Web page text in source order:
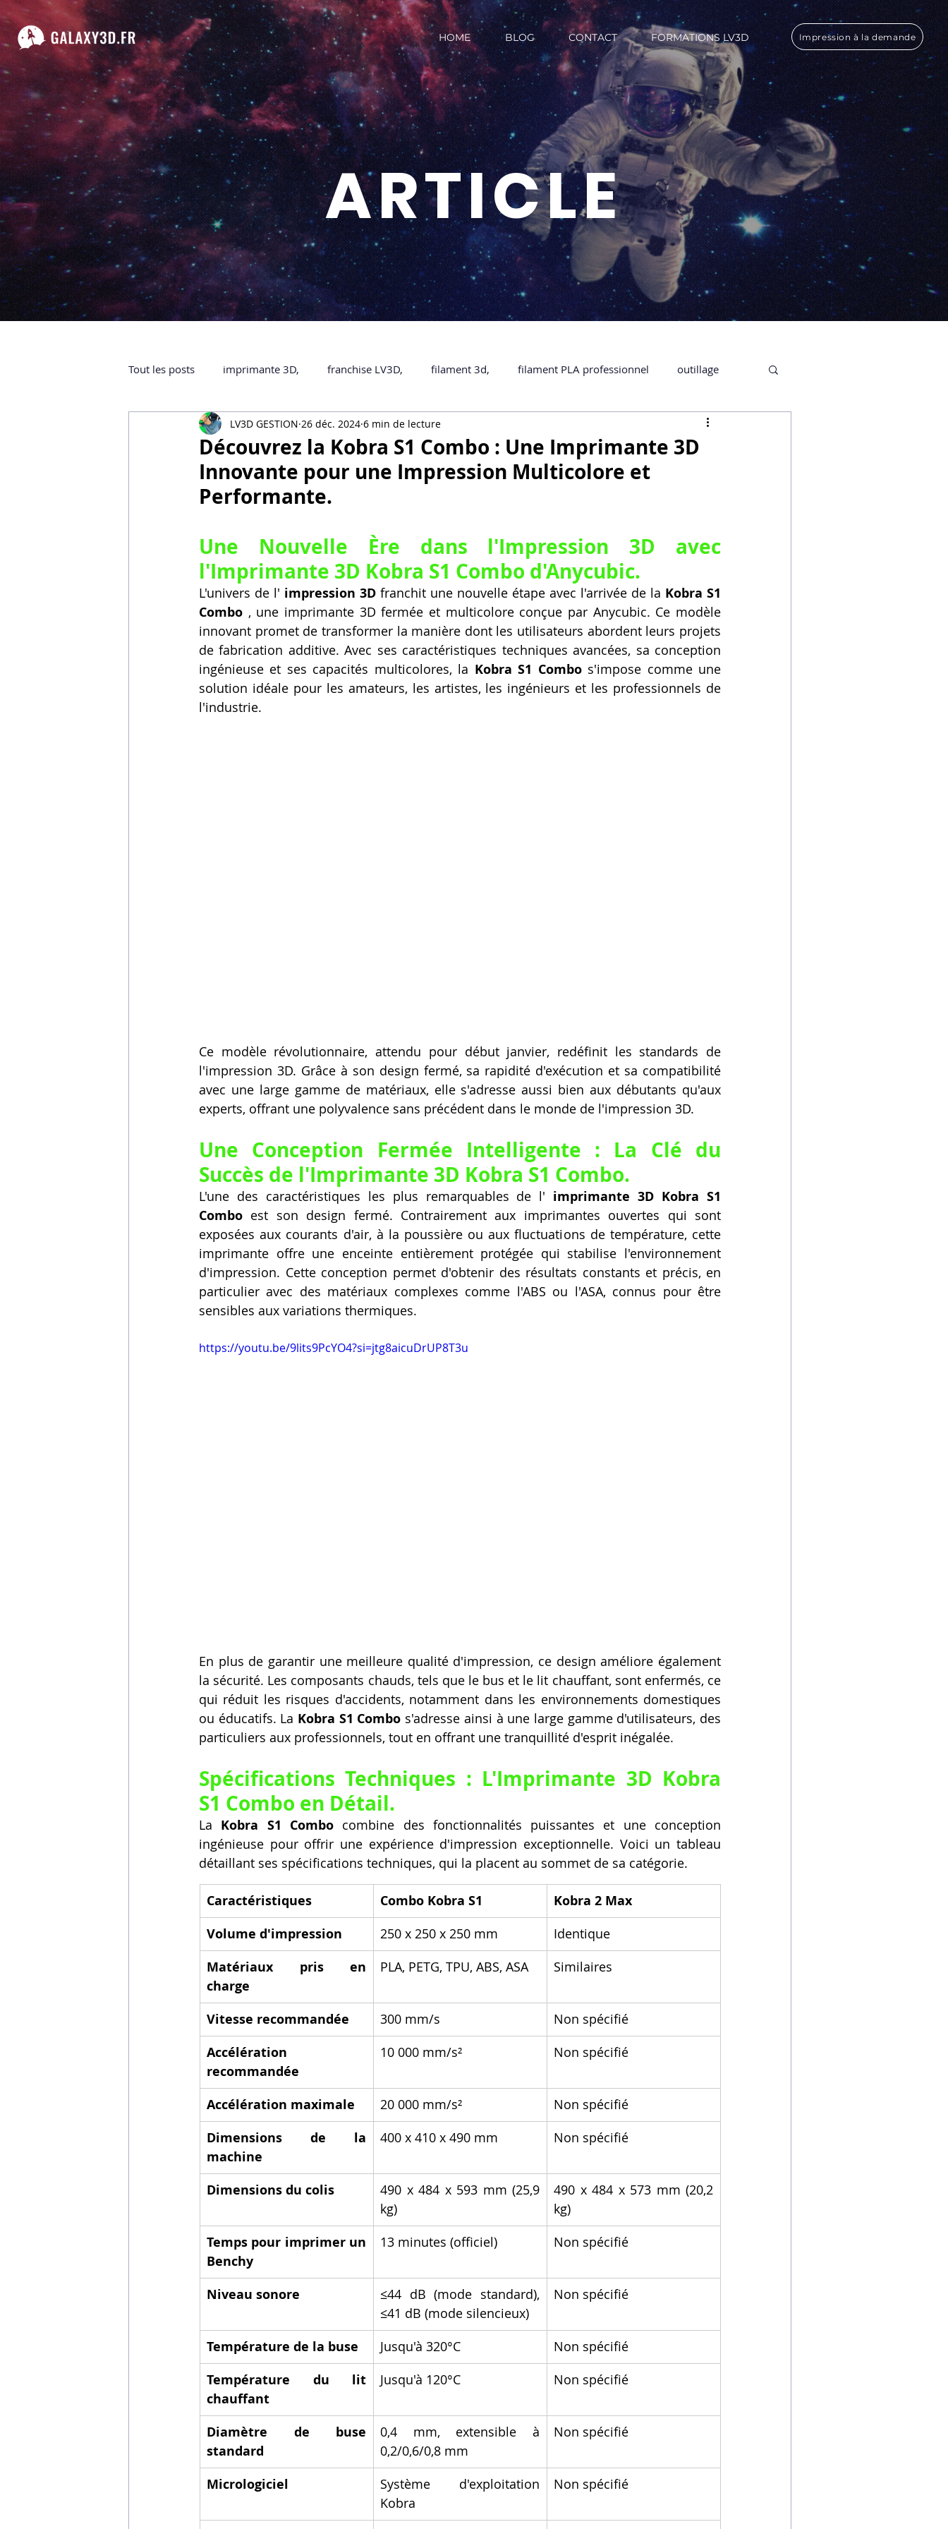
HOME BLOG CONTACT FORMATIONS LV3D Impression à la demande
ARTICLE
Tout les posts imprimante 3D, franchise LV3D, filament 3d, filament PLA professionnel outillage
impression 3D à la demande Accessoires imprimante 3D professionelle
ARTILLERY 3D Formation impression 3D SCANNER 3D impression 3D
certifiée QUALIOPI Refaire une piece en 3D Formation 3D en ligne. Formation 3D CPF
Creality Hi combo Artillery M1 Pro Filament PLA Service administratif en ligne Secrétaire en Ligne
Vidéos sur l'impression 3D, Artillery M1 pro Creality HI combo Filament PETG
Formation impresssion 3D
Découvrez la Kobra S1 Combo : Une Imprimante 3D
Innovante pour une Impression Multicolore et
Performante.
LV3D GESTION 26 déc. 2024 6 min de lecture
Une Nouvelle Ère dans l'Impression 3D avec
l'Imprimante 3D Kobra S1 Combo d'Anycubic.
L'univers de l' impression 3D franchit une nouvelle étape avec l'arrivée de la Kobra S1
Combo , une imprimante 3D fermée et multicolore conçue par Anycubic. Ce modèle
innovant promet de transformer la manière dont les utilisateurs abordent leurs projets
de fabrication additive. Avec ses caractéristiques techniques avancées, sa conception
ingénieuse et ses capacités multicolores, la Kobra S1 Combo s'impose comme une
solution idéale pour les amateurs, les artistes, les ingénieurs et les professionnels de
l'industrie.
Ce modèle révolutionnaire, attendu pour début janvier, redéfinit les standards de
l'impression 3D. Grâce à son design fermé, sa rapidité d'exécution et sa compatibilité
avec une large gamme de matériaux, elle s'adresse aussi bien aux débutants qu'aux
experts, offrant une polyvalence sans précédent dans le monde de l'impression 3D.
Une Conception Fermée Intelligente : La Clé du
Succès de l'Imprimante 3D Kobra S1 Combo.
L'une des caractéristiques les plus remarquables de l' imprimante 3D Kobra S1
Combo est son design fermé. Contrairement aux imprimantes ouvertes qui sont
exposées aux courants d'air, à la poussière ou aux fluctuations de température, cette
imprimante offre une enceinte entièrement protégée qui stabilise l'environnement
d'impression. Cette conception permet d'obtenir des résultats constants et précis, en
particulier avec des matériaux complexes comme l'ABS ou l'ASA, connus pour être
sensibles aux variations thermiques.
https://youtu.be/9lits9PcYO4?si=jtg8aicuDrUP8T3u
En plus de garantir une meilleure qualité d'impression, ce design améliore également
la sécurité. Les composants chauds, tels que le bus et le lit chauffant, sont enfermés, ce
qui réduit les risques d'accidents, notamment dans les environnements domestiques
ou éducatifs. La Kobra S1 Combo s'adresse ainsi à une large gamme d'utilisateurs, des
particuliers aux professionnels, tout en offrant une tranquillité d'esprit inégalée.
Spécifications Techniques : L'Imprimante 3D Kobra
S1 Combo en Détail.
La Kobra S1 Combo combine des fonctionnalités puissantes et une conception
ingénieuse pour offrir une expérience d'impression exceptionnelle. Voici un tableau
détaillant ses spécifications techniques, qui la placent au sommet de sa catégorie.
Caractéristiques Combo Kobra S1
Kobra 2 Max
Volume d'impression
250 x 250 x 250 mm Identique
Matériaux pris en
charge
PLA, PETG, TPU, ABS, ASA Similaires
Vitesse recommandée 300 mm/s Non spécifié
Accélération
recommandée
10 000 mm/s² Non spécifié
Accélération maximale 20 000 mm/s² Non spécifié
Dimensions de la
machine
400 x 410 x 490 mm Non spécifié
Dimensions du colis
490 x 484 x 593 mm (25,9
kg)
490 x 484 x 573 mm (20,2
kg)
Temps pour imprimer un
Benchy
13 minutes (officiel) Non spécifié
Niveau sonore
≤44 dB (mode standard),
≤41 dB (mode silencieux)
Non spécifié
Température de la buse Jusqu'à 320°C Non spécifié
Température du lit
chauffant
Jusqu'à 120°C Non spécifié
Diamètre de buse
standard
0,4 mm, extensible à
0,2/0,6/0,8 mm
Non spécifié
Micrologiciel
Système d'exploitation
Kobra
Non spécifié